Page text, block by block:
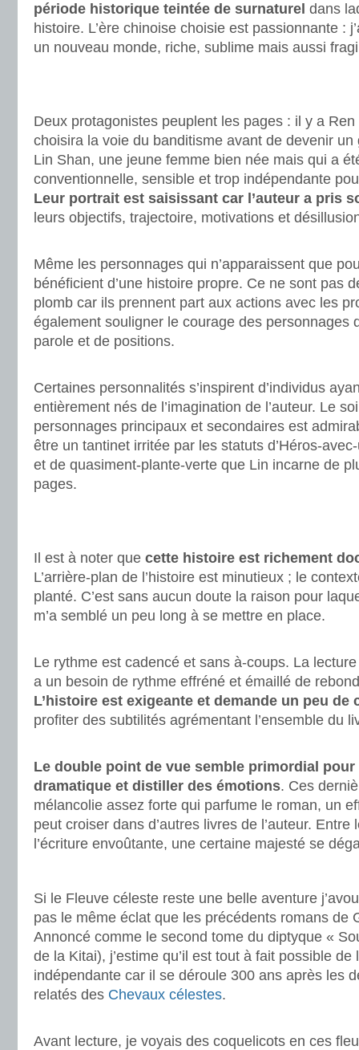
période historique teintée de surnaturel dans
histoire. L’ère chinoise choisie est passionnante :
un nouveau monde, riche, sublime mais aussi
Deux protagonistes peuplent les pages : il y a
choisira la voie du banditisme avant de devenir un
Lin Shan, une jeune femme bien née mais qui a
conventionnelle, sensible et trop indépendante
Leur portrait est saisissant car l’auteur a pris
leurs objectifs, trajectoire, motivations et
Même les personnages qui n’apparaissent que
bénéficient d’une histoire propre. Ce ne sont pas
plomb car ils prennent part aux actions avec les
également souligner le courage des personnages
parole et de positions.
Certaines personnalités s’inspirent d’individus
entièrement nés de l’imagination de l’auteur. Le
personnages principaux et secondaires est
être un tantinet irritée par les statuts d’Héros-
et de quasiment-plante-verte que Lin incarne de
pages.
Il est à noter que cette histoire est richement
L’arrière-plan de l’histoire est minutieux ; le
planté. C’est sans aucun doute la raison pour
m’a semblé un peu long à se mettre en place.
Le rythme est cadencé et sans à-coups. La
a un besoin de rythme effréné et émaillé de
L’histoire est exigeante et demande un peu de
profiter des subtilités agrémentant l’ensemble du
Le double point de vue semble primordial
dramatique et distiller des émotions. Ces
mélancolie assez forte qui parfume le roman, un
peut croiser dans d’autres livres de l’auteur. Entre
l’écriture envoûtante, une certaine majesté se
Si le Fleuve céleste reste une belle aventure
pas le même éclat que les précédents romans de
Annoncé comme le second tome du diptyque «
de la Kitai), j’estime qu’il est tout à fait possible
indépendante car il se déroule 300 ans après les
relatés des Chevaux célestes.
Avant lecture, je voyais des coquelicots en ces